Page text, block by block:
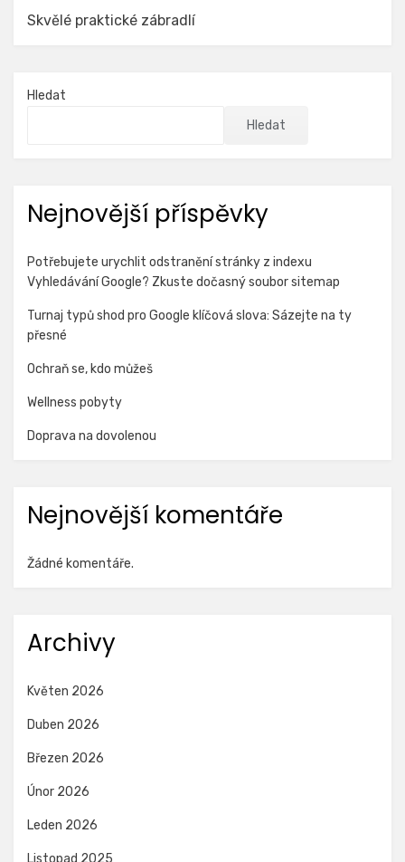
Skvělé praktické zábradlí
Hledat
Hledat
Nejnovější příspěvky
Potřebujete urychlit odstranění stránky z indexu
Vyhledávání Google? Zkuste dočasný soubor sitemap
Turnaj typů shod pro Google klíčová slova: Sázejte na ty
přesné
Ochraň se, kdo můžeš
Wellness pobyty
Doprava na dovolenou
Nejnovější komentáře
Žádné komentáře.
Archivy
Květen 2026
Duben 2026
Březen 2026
Únor 2026
Leden 2026
Listopad 2025